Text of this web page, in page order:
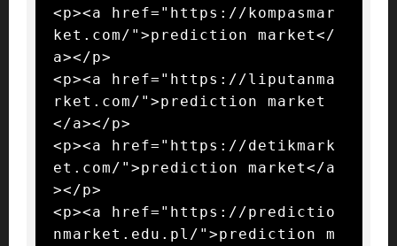
<p><a href="https://kompasmar
ket.com/">prediction market</
a></p>
<p><a href="https://liputanma
rket.com/">prediction market
</a></p>
<p><a href="https://detikmark
et.com/">prediction market</a
></p>
<p><a href="https://predictio
nmarket.edu.pl/">prediction m